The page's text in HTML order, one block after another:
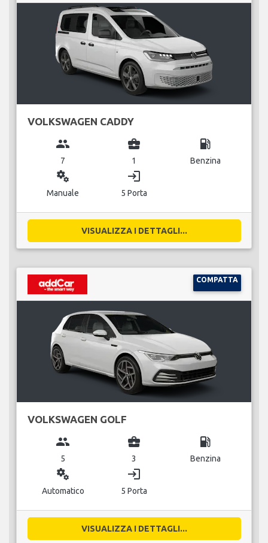
VOLKSWAGEN CADDY
group
7
business_center
1
local_gas_station
Benzina
miscellaneous_services
Manuale
login
5 Porta
VISUALIZZA I DETTAGLI...
COMPATTA
VOLKSWAGEN GOLF
group
5
business_center
3
local_gas_station
Benzina
miscellaneous_services
Automatico
login
5 Porta
VISUALIZZA I DETTAGLI...